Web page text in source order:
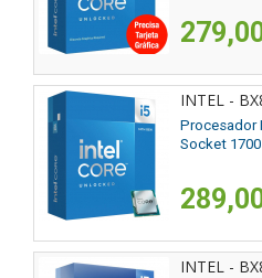
INTEL -
Procesador
Socket 1700
INTEL -